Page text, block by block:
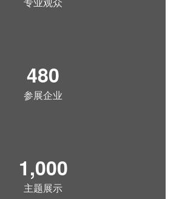
480
参展企业
1,000
主题展示